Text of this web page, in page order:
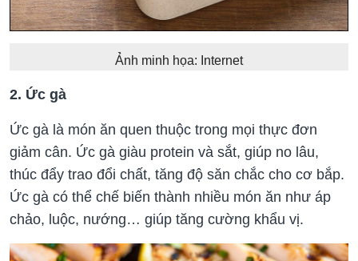
Ảnh minh họa: Internet
2. Ức gà
Ức gà là món ăn quen thuộc trong mọi thực đơn
giảm cân. Ức gà giàu protein và sắt, giúp no lâu,
thúc đẩy trao đổi chất, tăng độ săn chắc cho cơ bắp.
Ức gà có thể chế biến thành nhiều món ăn như áp
chảo, luộc, nướng… giúp tăng cường khẩu vị.